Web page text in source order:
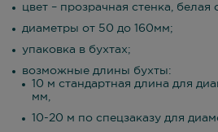
цвет – прозрачная стенка, белая
диаметры от 50 до 160мм;
упаковка в бухтах;
возможные длины бухты:
10 м стандартная длина для
мм,
10-20 м по спецзаказу для